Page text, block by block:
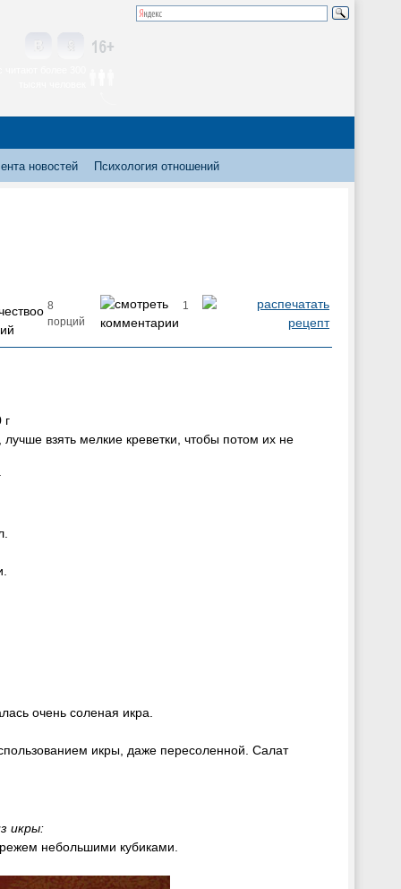
новостей Психология отношений
8
порций
1
г
взять мелкие креветки, чтобы потом их не
очень соленая икра.
икры, даже пересоленной. Салат
икры:
небольшими кубиками.